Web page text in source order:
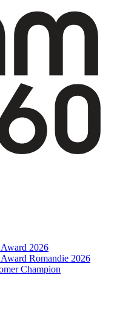
2026
Romandie 2026
Champion